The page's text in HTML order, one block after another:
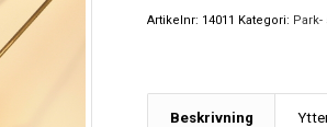
Artikelnr: 14011 Kategori:
Beskrivning